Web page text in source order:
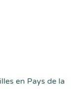
en Pays de la